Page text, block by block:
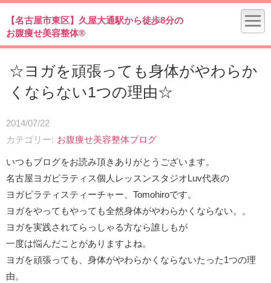
【名古屋市東区】久屋大通駅から徒歩8分の
お腹痩せ美容整体®
☆ヨガを頑張っても身体がやわらか
くならない1つの理由☆
2014/07/22
カテゴリー
お腹痩せ美容整体ブログ
いつもブログをお読み頂きありがとうございます。
名古屋ヨガピラティス個人レッスンスタジオLuv代表の
ヨガピラティスティーチャー、Tomohiroです。
ヨガをやってもやっても全然身体がやわらかくならない。。
ヨガを実践されてらっしゃる方なら誰しもが
一度は悩んだことがありますよね。
ヨガを頑張っても、身体がやわらかくならないたった1つの理
由。